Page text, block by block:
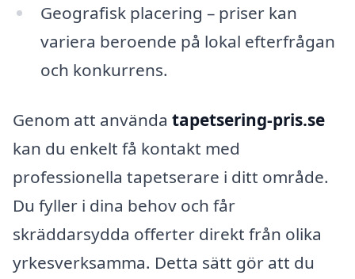
Geografisk placering – priser kan
variera beroende på lokal efterfrågan
och konkurrens.
Genom att använda tapetsering-pris.se
kan du enkelt få kontakt med
professionella tapetserare i ditt område.
Du fyller i dina behov och får
skräddarsydda offerter direkt från olika
yrkesverksamma. Detta sätt gör att du